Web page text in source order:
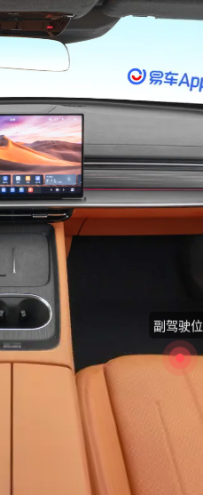
副驾驶位